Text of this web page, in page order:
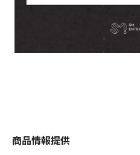
商品情報提供